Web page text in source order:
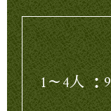
1～4人